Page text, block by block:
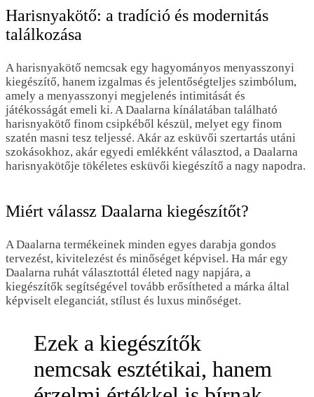
Harisnyakötő: a tradíció és modernitás
találkozása
A harisnyakötő nemcsak egy hagyományos menyasszonyi
kiegészítő, hanem izgalmas és jelentőségteljes szimbólum,
amely a menyasszonyi megjelenés intimitását és
játékosságát emeli ki. A Daalarna kínálatában található
harisnyakötő finom csipkéből készül, melyet egy finom
szatén masni tesz teljessé. Akár az esküvői szertartás utáni
szokásokhoz, akár egyedi emlékként választod, a Daalarna
harisnyakötője tökéletes esküvői kiegészítő a nagy napodra.
Miért válassz Daalarna kiegészítőt?
A Daalarna termékeinek minden egyes darabja gondos
tervezést, kivitelezést és minőséget képvisel. Ha már egy
Daalarna ruhát választottál életed nagy napjára, a
kiegészítők segítségével tovább erősítheted a márka által
képviselt eleganciát, stílust és luxus minőséget.
Ezek a kiegészítők
nemcsak esztétikai, hanem